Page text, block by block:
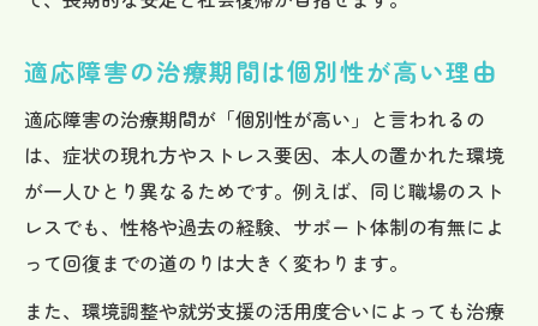
適応障害の治療期間は個別性が高い理由
適応障害の治療期間が「個別性が高い」と言われるの
は、症状の現れ方やストレス要因、本人の置かれた環境
が一人ひとり異なるためです。例えば、同じ職場のスト
レスでも、性格や過去の経験、サポート体制の有無によ
って回復までの道のりは大きく変わります。
また、環境調整や就労支援の活用度合いによっても治療